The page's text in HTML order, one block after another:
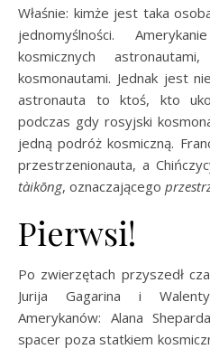
Właśnie: kimże jest taka
jednomyślności.
kosmicznych
kosmonautami. Jednak jest
astronauta to ktoś, kto
podczas gdy rosyjski
jedną podróż kosmiczną.
przestrzenionauta, a
tàikōng, oznaczającego
Pierwsi!
Po zwierzętach przyszedł
Jurija Gagarina i
Amerykanów: Alana
spacer poza statkiem